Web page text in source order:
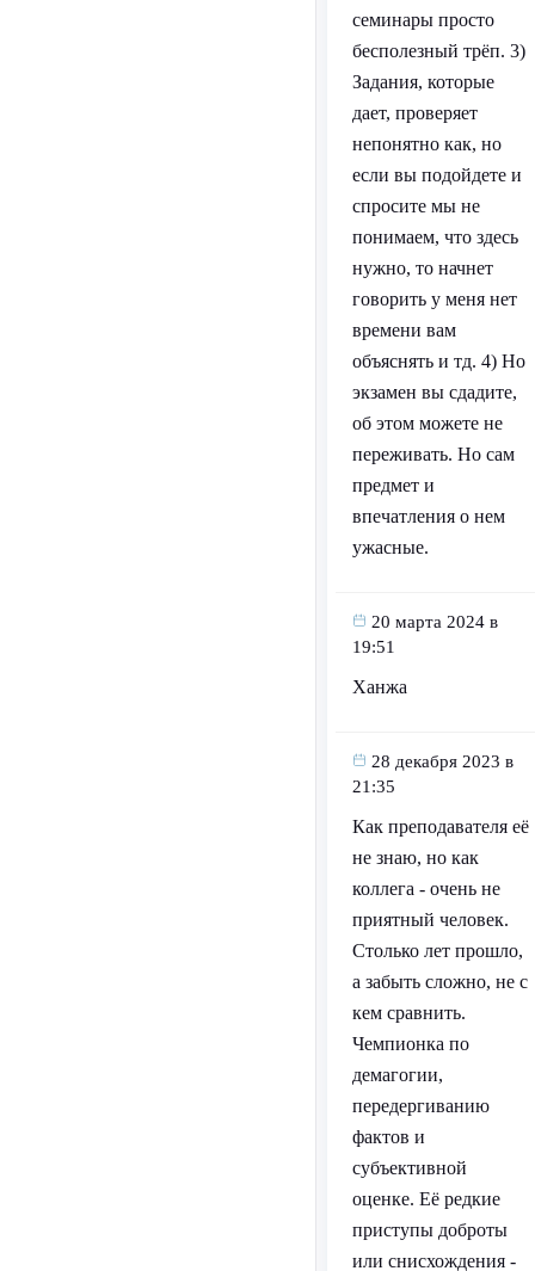
семинары просто
бесполезный трёп. 3)
Задания, которые
дает, проверяет
непонятно как, но
если вы подойдете и
спросите мы не
понимаем, что здесь
нужно, то начнет
говорить у меня нет
времени вам
объяснять и тд. 4) Но
экзамен вы сдадите,
об этом можете не
переживать. Но сам
предмет и
впечатления о нем
ужасные.
20 марта 2024 в
19:51
Ханжа
28 декабря 2023 в
21:35
Как преподавателя её
не знаю, но как
коллега - очень не
приятный человек.
Столько лет прошло,
а забыть сложно, не с
кем сравнить.
Чемпионка по
демагогии,
передергиванию
фактов и
субъективной
оценке. Её редкие
приступы доброты
или снисхождения -